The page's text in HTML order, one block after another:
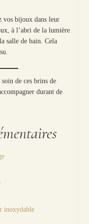
vos bijoux dans leur
à l’abri de la lumière
salle de bain. Cela
de ces brins de
durant de
inoxydable